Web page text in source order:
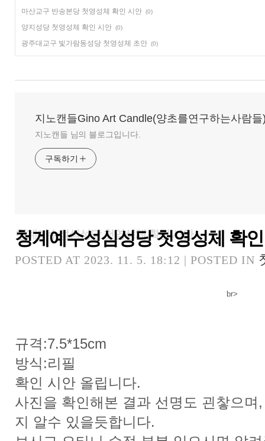
마산교구 반송본당 첫영성체 확인 시안 (0)
양지성당 첫영성체 확인 시안 (0)
광주대교구 빛가람동성당 첫영성체 초안 (0)
지노캔들Gino Art Candle(양초를연구하는사람들
지노캔들 님의 블로그입니다.
구독하기
청계예수성심성당 첫영성체 확인 시안
청계예수성심성당 첫영성체 확
POSTED AT 2023. 11. 5. 18:12 | POSTED IN
br>
규격:7.5*15cm
방식:리필
확인 시안 올립니다.
사진을 확인해본 결과 선명도 괸챃으
지 알수 있을듯합니다.